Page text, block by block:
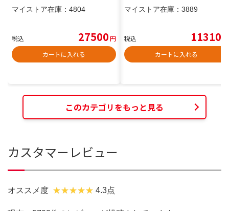
マイストア在庫： 4804
税込 27500円
カートに入れる
マイストア在庫： 3889
税込 11310
カートに入れる
このカテゴリをもっと見る
カスタマーレビュー
オススメ度 4.3点